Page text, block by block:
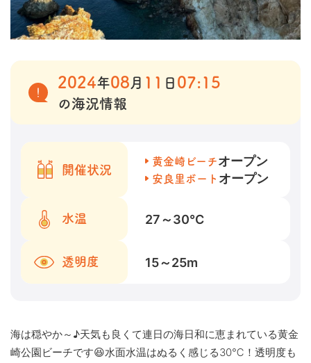
2024年08 月 11 日 07:15
の海況情報
開催状況
黄金崎ビーチオープン
安良里ボート オープン
水温 27～30℃
透明度 15～25m
海は穏やか～♪天気も良くて連日の海日和に恵まれている黄金
崎公園ビーチです😆水面水温はぬるく感じる30℃！透明度も